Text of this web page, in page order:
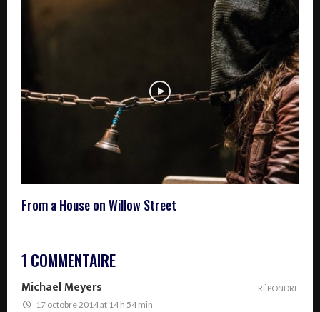
From a House on Willow Street
1 COMMENTAIRE
Michael Meyers
17 octobre 2014 at 14 h 54 min
RÉPONDRE